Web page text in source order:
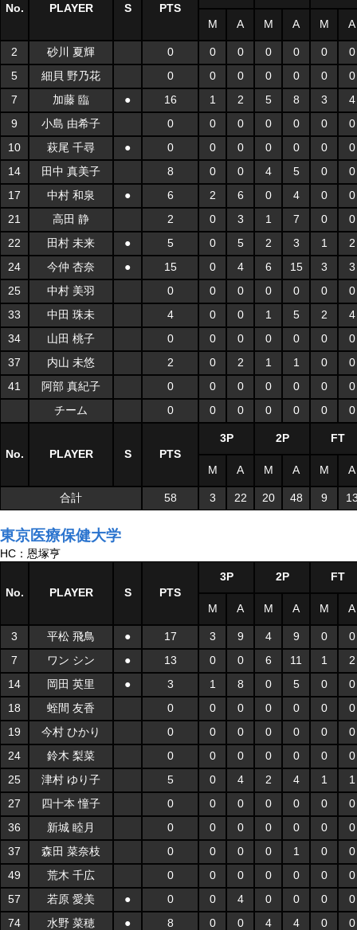
No. PLAYER S PTS
M A M A M A
2 砂川 夏輝 0 0 0 0 0 0
0
5
細貝 野乃花 0 0 0 0 0 0
0
7
加藤 臨 ● 16 1 2 5 8 3
4
9
小島 由希子 0 0 0 0 0 0
0
10
萩尾 千尋 ● 0 0 0 0 0 0
0
14
田中 真美子 8 0 0 4 5 0
0
17
中村 和泉 ● 6 2 6 0 4 0
0
21
高田 静 2 0 3 1 7 0
0
22
田村 未来 ● 5 0 5 2 3 1
2
24
今仲 杏奈 ● 15 0 4 6 15 3
3
25
中村 美羽 0 0 0 0 0 0
0
33
中田 珠未 4 0 0 1 5 2
4
34
山田 桃子 0 0 0 0 0 0
0
37
内山 未悠 2 0 2 1 1 0
0
41
阿部 真紀子 0 0 0 0 0 0
0
チーム
0 0 0 0 0 0 0
No. PLAYER S PTS
3P 2P FT
M A M A M A
合計 58 3 22 20 48 9
東京医療保健大学
HC：恩塚亨
No. PLAYER S PTS
3P 2P FT
M A M A M A
3 平松 飛鳥 ● 17 3 9 4 9 0
0
7
ワン シン ● 13 0 0 6 11 1
2
14
岡田 英里 ● 3 1 8 0 5 0
0
18
蛭間 友香 0 0 0 0 0 0
0
19
今村 ひかり 0 0 0 0 0 0
0
24
鈴木 梨菜 0 0 0 0 0 0
0
25
津村 ゆり子 5 0 4 2 4 1
1
27
四十本 憧子 0 0 0 0 0 0
0
36
新城 睦月 0 0 0 0 0 0
0
37
森田 菜奈枝 0 0 0 0 1 0
0
49
荒木 千広 0 0 0 0 0 0
0
57
若原 愛美 ● 0 0 4 0 0 0
0
74
水野 菜穂 ● 8 0 0 4 4 0
0